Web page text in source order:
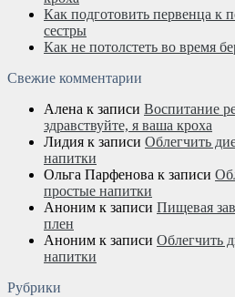
Как подготовить первенца к
сестры
Как не потолстеть во время
Свежие комментарии
Алена к записи Воспитание
здравствуйте, я ваша кроха
Лидия к записи Облегчить
напитки
Ольга Парфенова к записи
простые напитки
Аноним к записи Пищевая
плен
Аноним к записи Облегчить
напитки
Рубрики